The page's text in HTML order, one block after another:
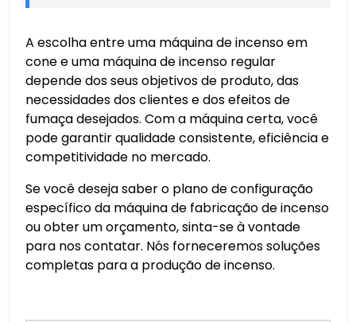
A escolha entre uma máquina de incenso em
cone e uma máquina de incenso regular
depende dos seus objetivos de produto, das
necessidades dos clientes e dos efeitos de
fumaça desejados. Com a máquina certa, você
pode garantir qualidade consistente, eficiência e
competitividade no mercado.
Se você deseja saber o plano de configuração
específico da máquina de fabricação de incenso
ou obter um orçamento, sinta-se à vontade
para nos contatar. Nós forneceremos soluções
completas para a produção de incenso.